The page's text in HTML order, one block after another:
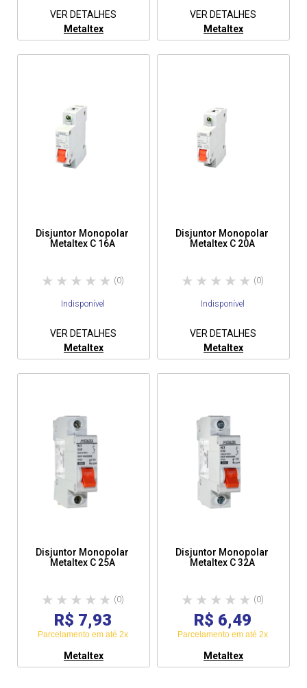
VER DETALHES
Metaltex
VER DETALHES
Metaltex
Disjuntor Monopolar
Metaltex C 16A
(0)
Indisponível
VER DETALHES
Metaltex
Disjuntor Monopolar
Metaltex C 20A
(0)
Indisponível
VER DETALHES
Metaltex
Disjuntor Monopolar
Metaltex C 25A
(0)
R$ 7,93
Parcelamento em até 2x
Metaltex
Disjuntor Monopolar
Metaltex C 32A
(0)
R$ 6,49
Parcelamento em até 2x
Metaltex